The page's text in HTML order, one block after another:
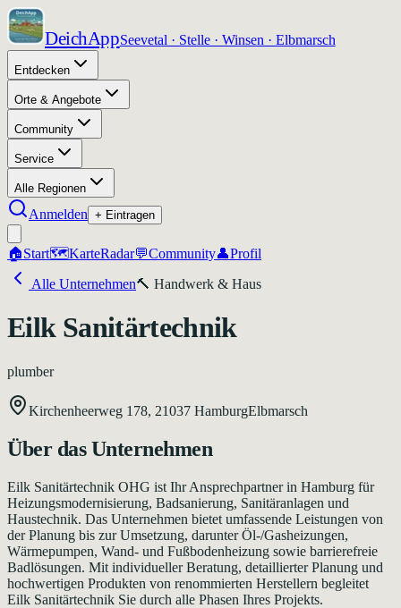
DeichAppSeevetal · Stelle · Winsen · Elbmarsch
Entdecken
Orte & Angebote
Community
Service
Alle Regionen
Anmelden + Eintragen
🏠Start🗺️KarteRadar💬Community👤Profil
Alle Unternehmen🔨 Handwerk & Haus
Eilk Sanitärtechnik
plumber
Kirchenheerweg 178, 21037 HamburgElbmarsch
Über das Unternehmen
Eilk Sanitärtechnik OHG ist Ihr Ansprechpartner in Hamburg für
Heizungsmodernisierung, Badsanierung, Sanitäranlagen und
Haustechnik. Das Unternehmen bietet umfassende Leistungen von
der Planung bis zur Umsetzung, darunter Öl-/Gasheizungen,
Wärmepumpen, Wand- und Fußbodenheizung sowie barrierefreie
Badlösungen. Mit individueller Beratung, detaillierter Planung und
hochwertigen Produkten von renommierten Herstellern begleitet
Eilk Sanitärtechnik Sie durch alle Phasen Ihres Projekts.